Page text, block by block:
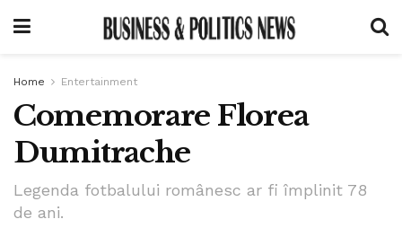
Home Entertainment
Comemorare Florea
Dumitrache
Legenda fotbalului românesc ar fi împlinit 78
de ani.